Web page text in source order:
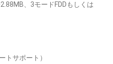
、3モードFDDもしくは
トサポート）